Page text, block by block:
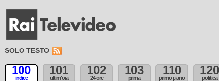
SOLO TESTO
100
indice
101
ultim'ora
102
24 ore
103
prima
110
primo piano
120
politica